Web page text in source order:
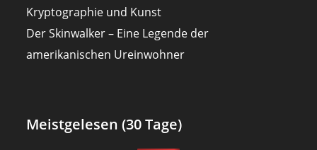
Kryptographie und Kunst
Der Skinwalker – Eine Legende der
amerikanischen Ureinwohner
Meistgelesen (30 Tage)